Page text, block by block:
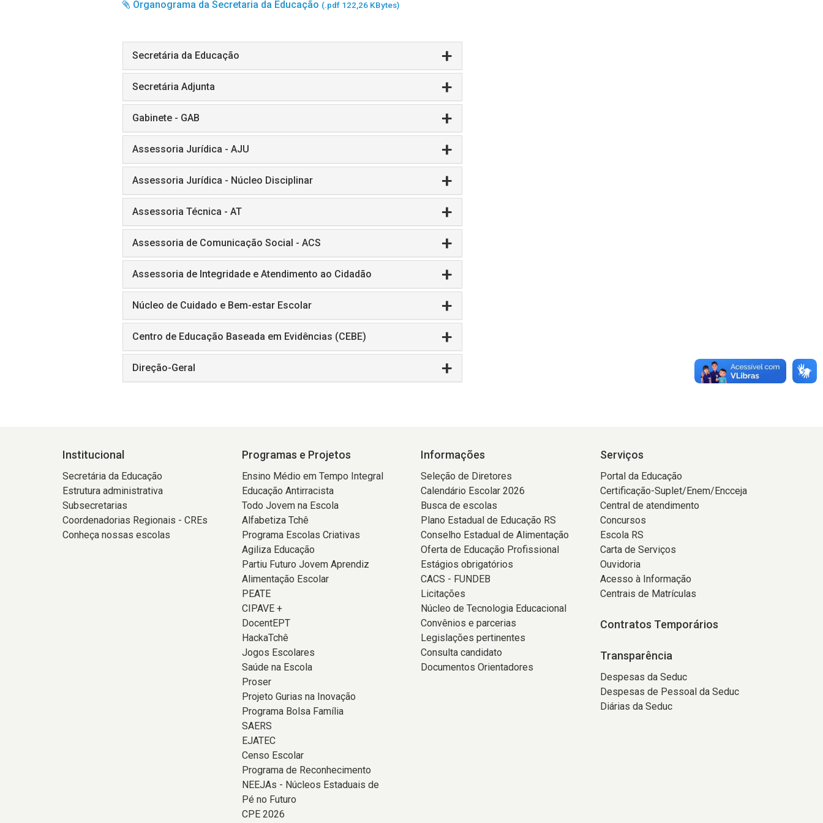
Organograma da Secretaria da Educação (.pdf 122,26 KBytes)
Secretária da Educação
Secretária Adjunta
Gabinete - GAB
Assessoria Jurídica - AJU
Assessoria Jurídica - Núcleo Disciplinar
Assessoria Técnica - AT
Assessoria de Comunicação Social - ACS
Assessoria de Integridade e Atendimento ao Cidadão
Núcleo de Cuidado e Bem-estar Escolar
Centro de Educação Baseada em Evidências (CEBE)
Direção-Geral
Institucional
Secretária da Educação
Estrutura administrativa
Subsecretarias
Coordenadorias Regionais - CREs
Conheça nossas escolas
Programas e Projetos
Ensino Médio em Tempo Integral
Educação Antirracista
Todo Jovem na Escola
Alfabetiza Tchê
Programa Escolas Criativas
Agiliza Educação
Partiu Futuro Jovem Aprendiz
Alimentação Escolar
PEATE
CIPAVE +
DocentEPT
HackaTchê
Jogos Escolares
Saúde na Escola
Proser
Projeto Gurias na Inovação
Programa Bolsa Família
SAERS
EJATEC
Censo Escolar
Programa de Reconhecimento
NEEJAs - Núcleos Estaduais de
Pé no Futuro
CPE 2026
Informações
Seleção de Diretores
Calendário Escolar 2026
Busca de escolas
Plano Estadual de Educação RS
Conselho Estadual de Alimentação
Oferta de Educação Profissional
Estágios obrigatórios
CACS - FUNDEB
Licitações
Núcleo de Tecnologia Educacional
Convênios e parcerias
Legislações pertinentes
Consulta candidato
Documentos Orientadores
Serviços
Portal da Educação
Certificação-Suplet/Enem/Encceja
Central de atendimento
Concursos
Escola RS
Carta de Serviços
Ouvidoria
Acesso à Informação
Centrais de Matrículas
Contratos Temporários
Transparência
Despesas da Seduc
Despesas de Pessoal da Seduc
Diárias da Seduc